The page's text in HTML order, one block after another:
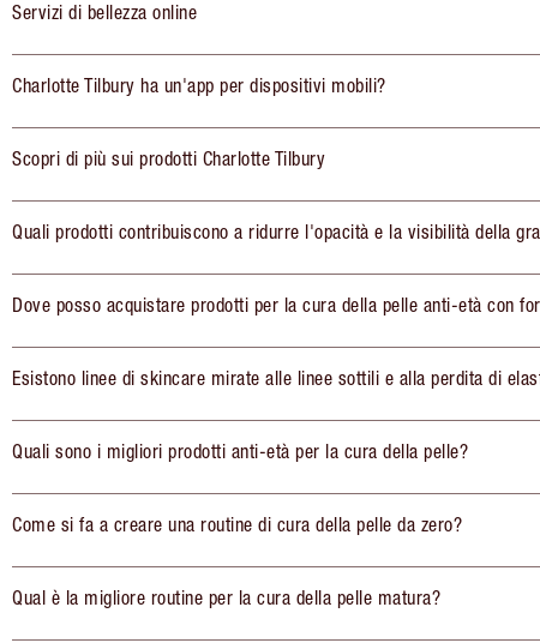
Servizi di bellezza online
Charlotte Tilbury ha un'app per dispositivi mobili?
Scopri di più sui prodotti Charlotte Tilbury
Quali prodotti contribuiscono a ridurre l'opacità e la visibilità della
Dove posso acquistare prodotti per la cura della pelle anti-età con
Esistono linee di skincare mirate alle linee sottili e alla perdita di
Quali sono i migliori prodotti anti-età per la cura della pelle?
Come si fa a creare una routine di cura della pelle da zero?
Qual è la migliore routine per la cura della pelle matura?